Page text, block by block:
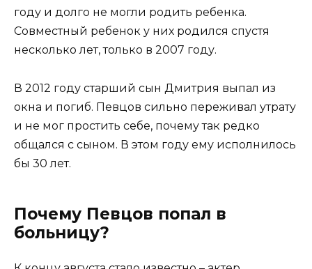
году и долго не могли родить ребенка.
Совместный ребенок у них родился спустя
несколько лет, только в 2007 году.
В 2012 году старший сын Дмитрия выпал из
окна и погиб. Певцов сильно переживал утрату
и не мог простить себе, почему так редко
общался с сыном. В этом году ему исполнилось
бы 30 лет.
Почему Певцов попал в
больницу?